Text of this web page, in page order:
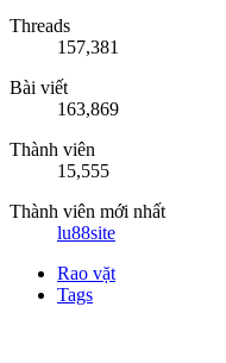
Threads
157,381
Bài viết
163,869
Thành viên
15,555
Thành viên mới nhất
lu88site
Rao vặt
Tags